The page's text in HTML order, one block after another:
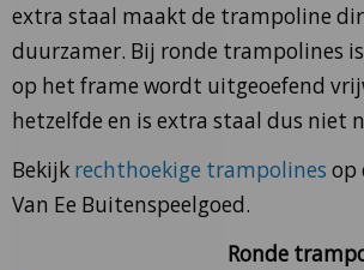
extra staal maakt de trampoline
duurzamer. Bij ronde trampolines
op het frame wordt uitgeoefend
hetzelfde en is extra staal dus niet
Bekijk rechthoekige trampolines op
Van Ee Buitenspeelgoed.
Ronde